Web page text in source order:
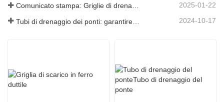
Comunicato stampa: Griglie di drenaggio innovative ad alta resistenza: migliorano la sicurezza e l'efficienza delle infrastrutture urbane 2025-01-22
2024-10-17